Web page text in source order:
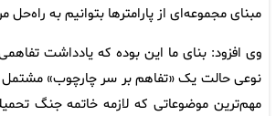
مبنای مجموعه‌ای از پارامترها بتوانیم به
وی افزود: بنای ما این بوده که یادداشت
مهم‌ترین موضوعاتی که لازمه خاتمه جنگ